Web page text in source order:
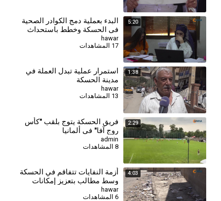
5:20
البدء بعملية دمج الكوادر الصحية
في الحسكة وخطط باستحداث
مراكز جديدة
hawar
17 المشاهدات
1:38
استمرار عملية تبدل العملة في
مدينة الحسكة
hawar
13 المشاهدات
2:29
فريق الحسكة يتوج بلقب "كأس
روج آفا" في ألمانيا
admin
4:03
أزمة النفايات تتفاقم في الحسكة
وسط مطالب بتعزيز إمكانات
قطاع النظافة
hawar
6 المشاهدات